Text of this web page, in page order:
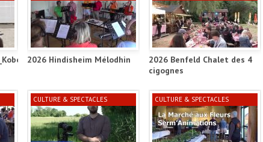
2026 Hindisheim Mélodhin
2026 Benfeld Chalet des 4
cigognes
CULTURE & SPECTACLES CULTURE & SPECTACLES